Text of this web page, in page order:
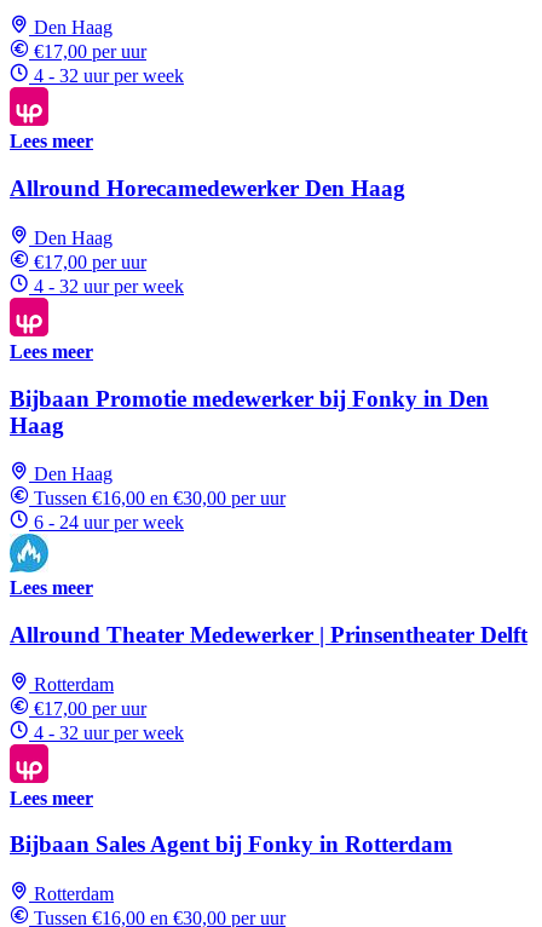
Den Haag
€17,00 per uur
4 - 32 uur per week
Lees meer
Allround Horecamedewerker Den Haag
Den Haag
€17,00 per uur
4 - 32 uur per week
Lees meer
Bijbaan Promotie medewerker bij Fonky in Den
Haag
Den Haag
Tussen €16,00 en €30,00 per uur
6 - 24 uur per week
Lees meer
Allround Theater Medewerker | Prinsentheater Delft
Rotterdam
€17,00 per uur
4 - 32 uur per week
Lees meer
Bijbaan Sales Agent bij Fonky in Rotterdam
Rotterdam
Tussen €16,00 en €30,00 per uur